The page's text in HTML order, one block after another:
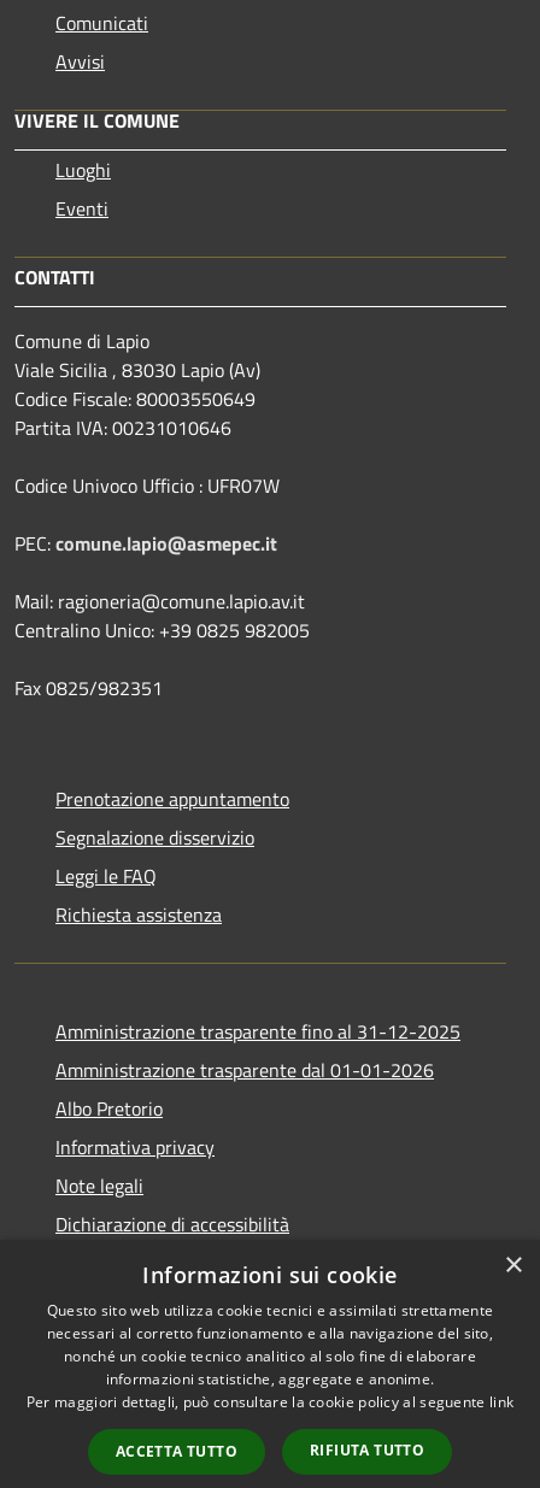
Comunicati
Avvisi
VIVERE IL COMUNE
Luoghi
Eventi
CONTATTI
Comune di Lapio
Viale Sicilia , 83030 Lapio (Av)
Codice Fiscale: 80003550649
Partita IVA: 00231010646
Codice Univoco Ufficio : UFR07W
PEC:comune.lapio@asmepec.it
Mail: ragioneria@comune.lapio.av.it
Centralino Unico: +39 0825 982005
Fax 0825/982351
Prenotazione appuntamento
Segnalazione disservizio
Leggi le FAQ
Richiesta assistenza
Amministrazione trasparente fino al 31-12-2025
Amministrazione trasparente dal 01-01-2026
Albo Pretorio
Informativa privacy
Note legali
Dichiarazione di accessibilità
RSS
Accessibilità
Privacy
Mappa del sito
Copyright © 2026 • Comune di
Lapio • Powered by
Municipium•Accesso
redazione
×
Informazioni sui cookie
Questo sito web utilizza cookie tecnici e assimilati strettamente
necessari al corretto funzionamento e alla navigazione del sito,
nonché un cookie tecnico analitico al solo fine di elaborare
informazioni statistiche, aggregate e anonime.
Per maggiori dettagli, può consultare la cookie policy al seguente link
ACCETTA TUTTO RIFIUTA TUTTO